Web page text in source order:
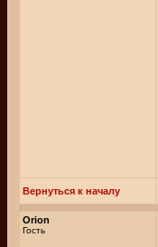
Вернуться к началу
Orion
Гость